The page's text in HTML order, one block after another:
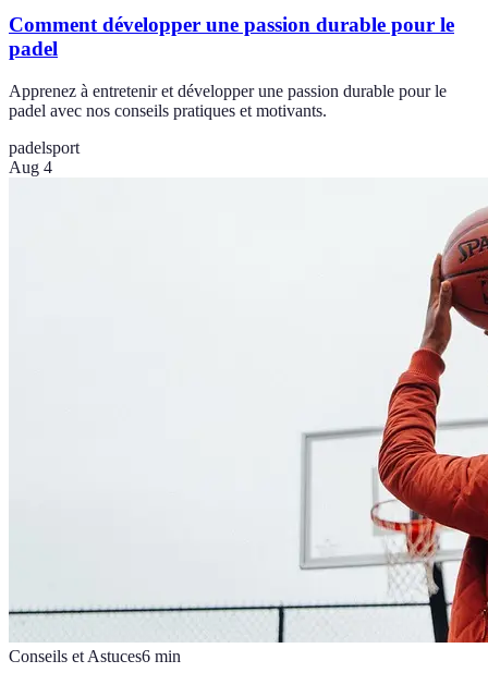
Comment développer une passion durable pour le
padel
Apprenez à entretenir et développer une passion durable pour le
padel avec nos conseils pratiques et motivants.
padelsport
Aug 4
Conseils et Astuces6 min